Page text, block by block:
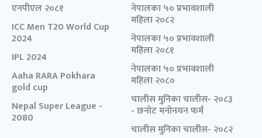
एनपीएल २०८१
ICC Men T20 World Cup
2024
IPL 2024
Aaha RARA Pokhara
gold cup
Nepal Super League -
2080
नेपालका ५० प्रभावशाली
महिला २०८२
नेपालका ५० प्रभावशाली
महिला २०८१
नेपालका ५० प्रभावशाली
महिला २०८०
चालीस मुनिका चालीस- २०८३
- छनोट मनोनयन फर्म
चालीस मुनिका चालीस- २०८२